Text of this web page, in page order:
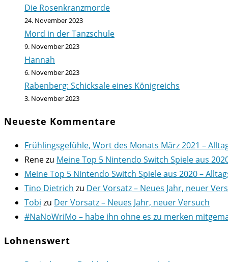
Die Rosenkranzmorde
24. November 2023
Mord in der Tanzschule
9. November 2023
Hannah
6. November 2023
Rabenberg: Schicksale eines Königreichs
3. November 2023
Neueste Kommentare
Frühlingsgefühle, Wort des Monats März 2021 –
Renezu Meine Top 5 Nintendo Switch Spiele aus
Meine Top 5 Nintendo Switch Spiele aus 2020 –
Tino Dietrich zu Der Vorsatz – Neues Jahr, neuer
Tobi zu Der Vorsatz – Neues Jahr, neuer Versuch
#NaNoWriMo – habe ihn ohne es zu merken
Lohnenswert